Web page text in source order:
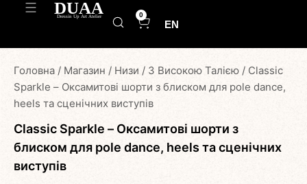
0
EN
Головна / Магазин / Низи / З Високою Талією / Classic
Sparkle – Оксамитові шорти з блиском для pole dance,
heels та сценічних виступів
Classic Sparkle – Оксамитові шорти з
блиском для pole dance, heels та сценічних
виступів